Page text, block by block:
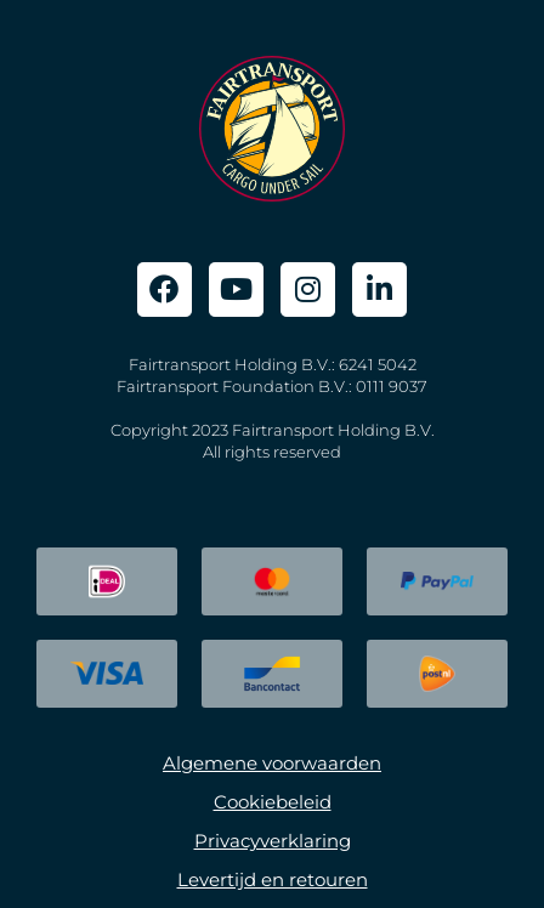
Fairtransport Holding B.V.: 6241 5042
Fairtransport Foundation B.V.: 0111 9037
Copyright 2023 Fairtransport Holding B.V.
All rights reserved
Algemene voorwaarden
Cookiebeleid
Privacyverklaring
Levertijd en retouren